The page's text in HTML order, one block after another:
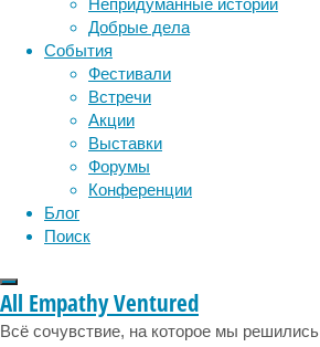
Непридуманные истории
Добрые дела
События
Фестивали
Встречи
Акции
Выставки
Форумы
Конференции
Блог
Поиск
All Empathy Ventured
Всё сочувствие, на которое мы решились
то,
как
выпивший
человек
ведет
себя.
Например,
у
людей,
наблюдается
дефицит
нейробиология
нейрофизиология
поведение
сон социальные проблемы
физиология
эмоции